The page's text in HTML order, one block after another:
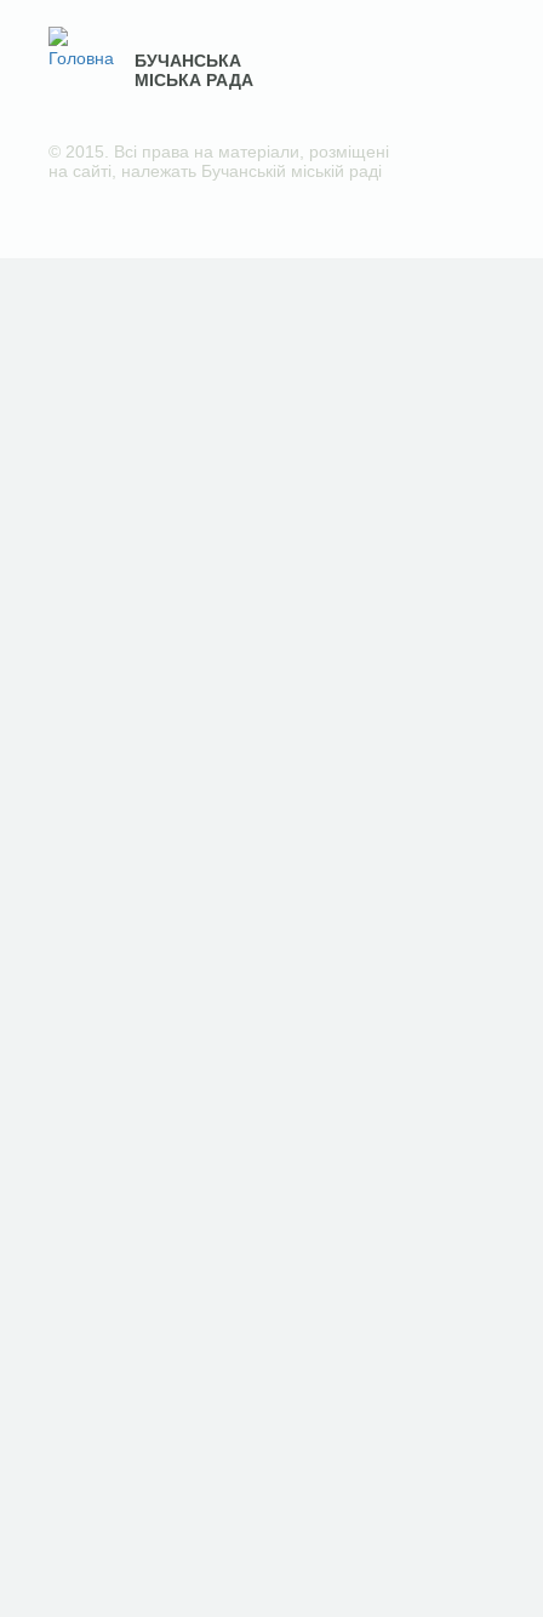
БУЧАНСЬКА
МІСЬКА РАДА
© 2015. Всі права на матеріали, розміщені
на сайті, належать Бучанській міській раді